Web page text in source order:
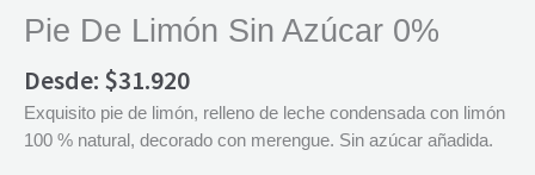
Pie De Limón Sin Azúcar 0%
Desde: $31.920
Exquisito pie de limón, relleno de leche condensada con limón
100 % natural, decorado con merengue. Sin azúcar añadida.